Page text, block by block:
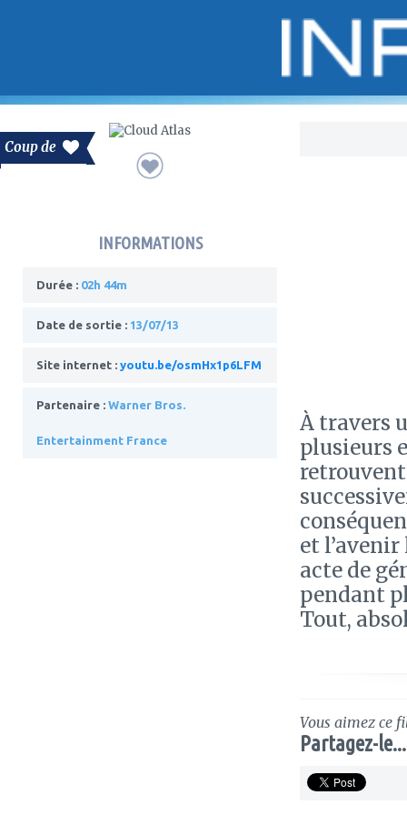
Coup de
INFORMATIONS
Durée : 02h 44m
Date de sortie : 13/07/13
Site internet : youtu.be/osmHx1p6LFM
Partenaire : Warner Bros.
Entertainment France
À travers
plusieurs
retrouvent
et
acte de
pendant
Tout,
Vous aimez ce
Partagez-le...